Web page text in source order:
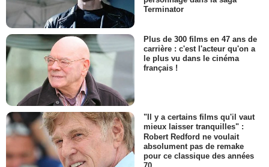
Terminator
Plus de 300 films en 47 ans de
carrière : c'est l'acteur qu'on a
le plus vu dans le cinéma
français !
"Il y a certains films qu'il vaut
mieux laisser tranquilles" :
Robert Redford ne voulait
absolument pas de remake
pour ce classique des années
70